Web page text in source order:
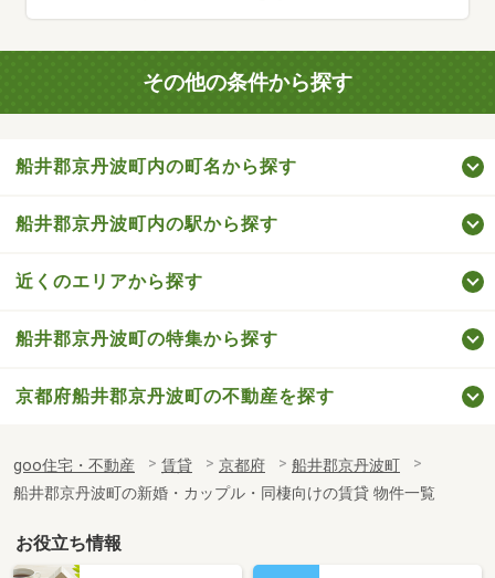
その他の条件から探す
船井郡京丹波町内の町名から探す
船井郡京丹波町内の駅から探す
近くのエリアから探す
船井郡京丹波町の特集から探す
京都府船井郡京丹波町の不動産を探す
goo住宅・不動産 賃貸 京都府
船井郡京丹波町
船井郡京丹波町の新婚・カップル・同棲向けの賃貸 物件一覧
お役立ち情報